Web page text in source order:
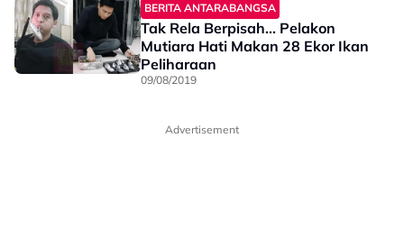
BERITA ANTARABANGSA
Tak Rela Berpisah... Pelakon
Mutiara Hati Makan 28 Ekor Ikan
Peliharaan
09/08/2019
Advertisement